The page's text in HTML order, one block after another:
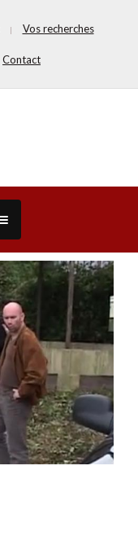
Vos recherches
Contact